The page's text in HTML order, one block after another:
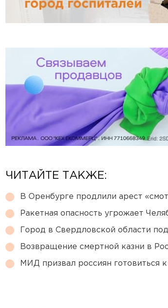
ЧИТАЙТЕ ТАКЖЕ:
В Оренбурге продлили арест
Ракетная опасность угрожает
Город в Свердловской области
Возвращение смертной казни в
МИД призвал россиян готовиться